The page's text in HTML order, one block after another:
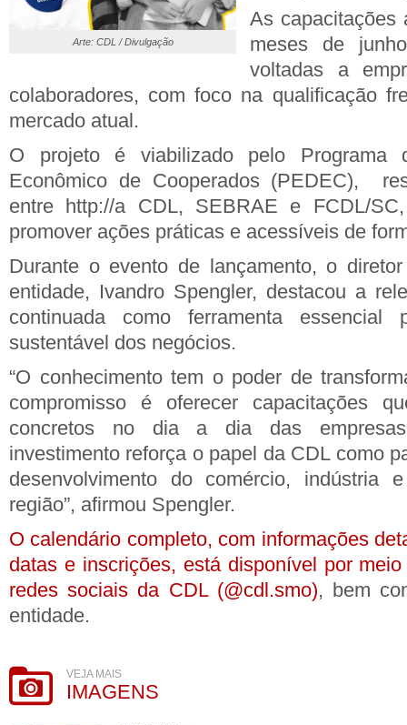
Arte: CDL / Divulgação
As capacitações
meses de
voltadas a
colaboradores, com foco na qualificação
mercado atual.
O projeto é viabilizado pelo Programa
Econômico de Cooperados (PEDEC),
entre http://a CDL, SEBRAE e FCDL/
promover ações práticas e acessíveis de
Durante o evento de lançamento, o
entidade, Ivandro Spengler, destacou a
continuada como ferramenta essencial
sustentável dos negócios.
“O conhecimento tem o poder de
compromisso é oferecer capacitações
concretos no dia a dia das
investimento reforça o papel da CDL como
desenvolvimento do comércio, indústria
região”, afirmou Spengler.
O calendário completo, com informações
datas e inscrições, está disponível por
redes sociais da CDL (@cdl.smo), bem
entidade.
VEJA MAIS
IMAGENS